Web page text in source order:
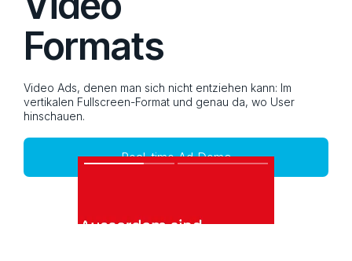
Formats
Video Ads, denen man sich nicht entziehen kann: Im
vertikalen Fullscreen-Format und genau da, wo User
hinschauen.
Real-time Ad Demo